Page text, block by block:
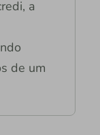
a
de um